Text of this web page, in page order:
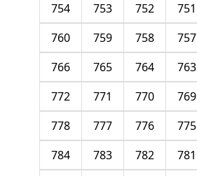
751
752
753
754
757
758
759
760
763
764
765
766
769
770
771
772
775
776
777
778
781
782
783
784